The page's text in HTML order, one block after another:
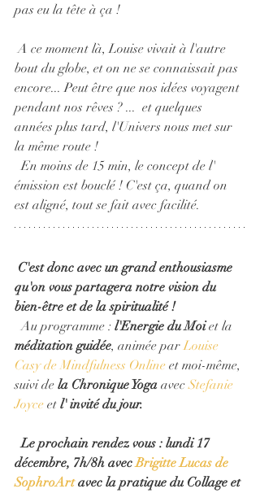
pas eu la tête à ça !
A ce moment là, Louise vivait à l'autre
bout du globe, et on ne se connaissait pas
encore... Peut être que nos idées voyagent
pendant nos rêves ? ...  et quelques
années plus tard, l'Univers nous met sur
la même route !
  En moins de 15 min, le concept de l'
émission est bouclé ! C'est ça, quand on
est aligné, tout se fait avec facilité.
C'est donc avec un grand enthousiasme
qu'on vous partagera notre vision du
bien-être et de la spiritualité !
  Au programme :
l'Energie du Moi et la
méditation guidée, animée par Louise
Casy de Mindfulness Online et moi-même,
suivi de la Chronique Yoga avec Stefanie
Joyce et l' invité du jour.
Le prochain rendez vous : lundi 17
décembre, 7h/8h avec Brigitte Lucas de
SophroArt avec la pratique du Collage et